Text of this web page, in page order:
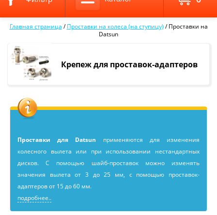
Главная страница /Проставки на колеса (на ступицу) /Проставки на
Datsun
Крепеж для проставок-адаптеров
Проставки для Datsun применяютcя для изменения
колесного вылета или при использовании нестандартных
дисков. С помощью шайб-проставок можно изменять
значения вылета от 3 до 25 мм, с помощью проставок-
адаптеров от 15 до 60 мм.
подробнее..